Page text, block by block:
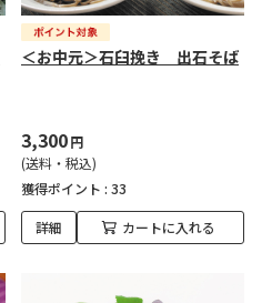
＜お中元＞石臼挽き 出石そば
3,300円
(送料・税込)
獲得ポイント : 33
詳細 カートに入れる